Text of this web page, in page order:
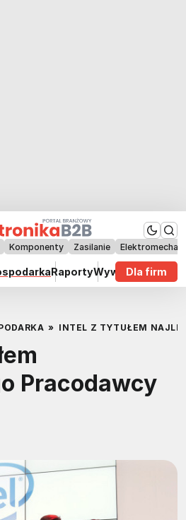
Komponenty Zasilanie
RaportyWywiadyDla firm
» INTEL Z TYTUŁEM
Pracodawcy